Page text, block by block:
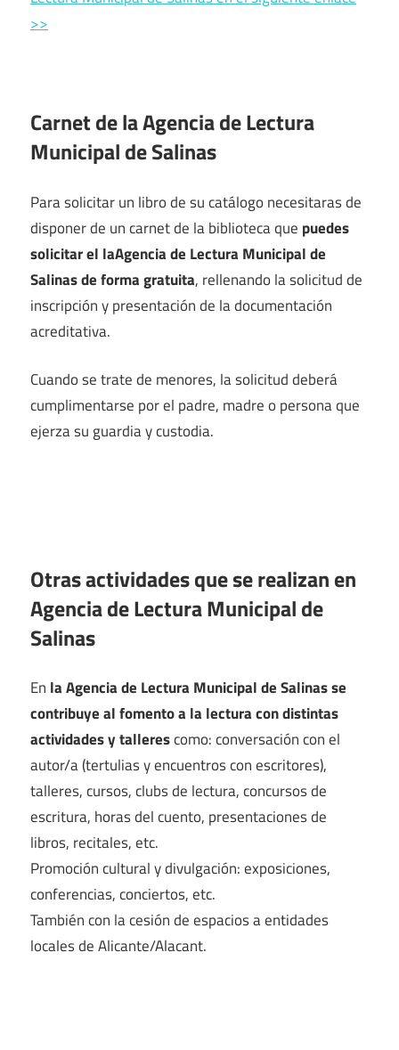
>>
Carnet de la Agencia de Lectura
Municipal de Salinas
Para solicitar un libro de su catálogo necesitaras de
disponer de un carnet de la biblioteca que puedes
solicitar el laAgencia de Lectura Municipal de
Salinas de forma gratuita, rellenando la solicitud de
inscripción y presentación de la documentación
acreditativa.
Cuando se trate de menores, la solicitud deberá
cumplimentarse por el padre, madre o persona que
ejerza su guardia y custodia.
Otras actividades que se realizan en
Agencia de Lectura Municipal de
Salinas
En la Agencia de Lectura Municipal de Salinas se
contribuye al fomento a la lectura con distintas
actividades y tallerescomo: conversación con el
autor/a (tertulias y encuentros con escritores),
talleres, cursos, clubs de lectura, concursos de
escritura, horas del cuento, presentaciones de
libros, recitales, etc.
Promoción cultural y divulgación: exposiciones,
conferencias, conciertos, etc.
También con la cesión de espacios a entidades
locales de Alicante/Alacant.